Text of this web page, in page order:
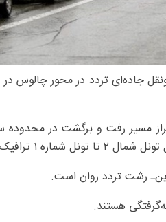
جاده‌ای تردد در محور چالوس
مسیر رفت و برگشت در
سنگین است.
رشت تردد روان است.
هستند.